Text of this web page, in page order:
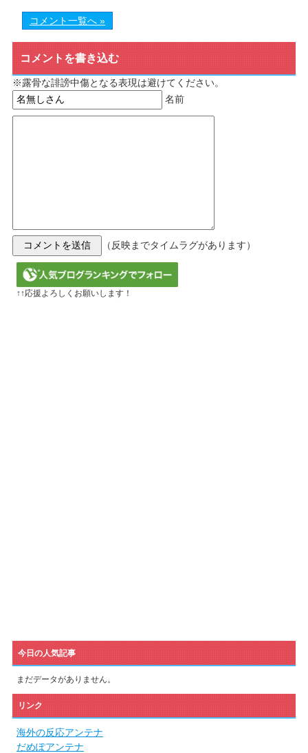
コメント一覧へ »
コメントを書き込む
※露骨な誹謗中傷となる表現は避けてください。
名前
（反映までタイムラグがあります）
↑↑応援よろしくお願いします！
今日の人気記事
まだデータがありません。
リンク
海外の反応アンテナ
だめぽアンテナ